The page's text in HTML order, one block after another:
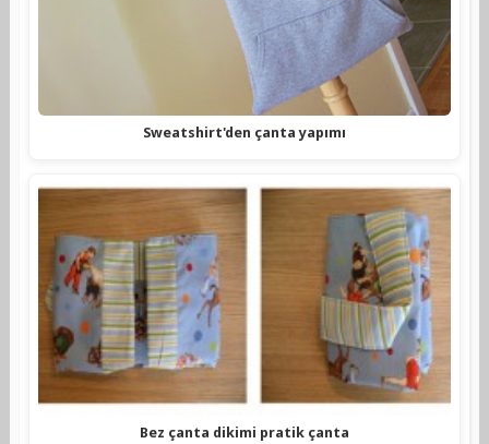
Sweatshirt'den çanta yapımı
Bez çanta dikimi pratik çanta